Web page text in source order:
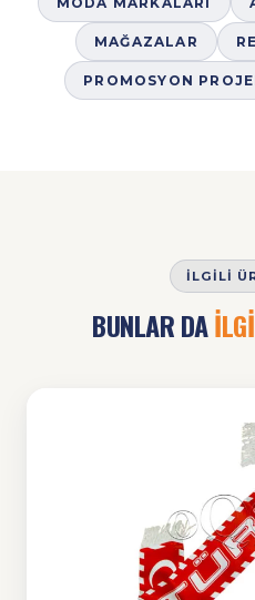
MAĞAZALAR
PROMOSYON
İLGILI
BUNLAR DA